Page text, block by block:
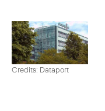
Credits: Dataport